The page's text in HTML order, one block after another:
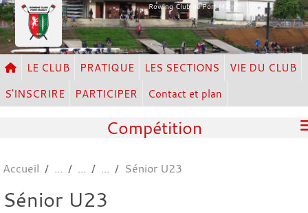
Rowing Club de Port Marly
LE CLUB PRATIQUE LES SECTIONS
VIE DU CLUB
S'INSCRIRE
PARTICIPER Contact et plan
Compétition
Accueil Sénior U23
Sénior U23
Panneau de gestion des cookies